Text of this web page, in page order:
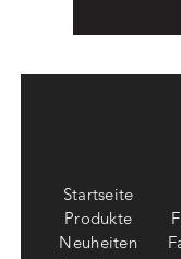
Startseite
Produkte
Neuheiten